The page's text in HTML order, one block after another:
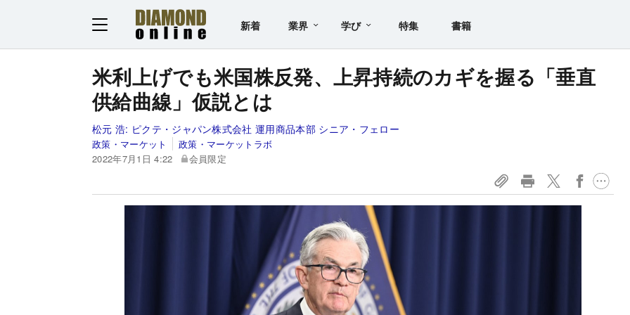
新着 業界 学び 特集 書籍
米利上げでも米国株反発、上昇持続のカギを握る「垂直
供給曲線」仮説とは
松元 浩: ピクテ・ジャパン株式会社 運用商品本部 シニア・フェロー
政策・マーケット
政策・マーケットラボ
2022年7月1日 4:22
会員限定